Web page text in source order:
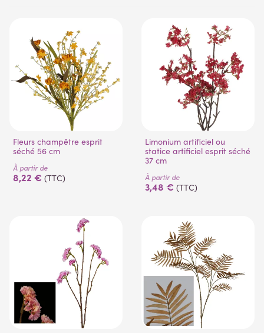
Fleurs champêtre esprit
séché 56 cm
À partir de
8,22 € (TTC)
Limonium artificiel ou
statice artificiel esprit séché
37 cm
À partir de
3,48 € (TTC)